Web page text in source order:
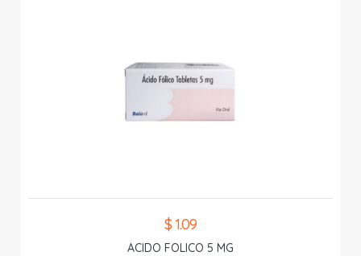
$ 1.09
ACIDO FOLICO 5 MG